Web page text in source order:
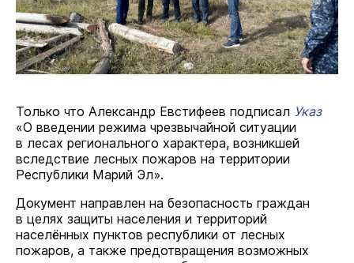
Только что Александр Евстифеев подписал Указ
«О введении режима чрезвычайной ситуации
в лесах регионального характера, возникшей
вследствие лесных пожаров на территории
Республики Марий Эл».
Документ направлен на безопасность граждан
в целях защиты населения и территорий
населённых пунктов республики от лесных
пожаров, а также предотвращения возможных